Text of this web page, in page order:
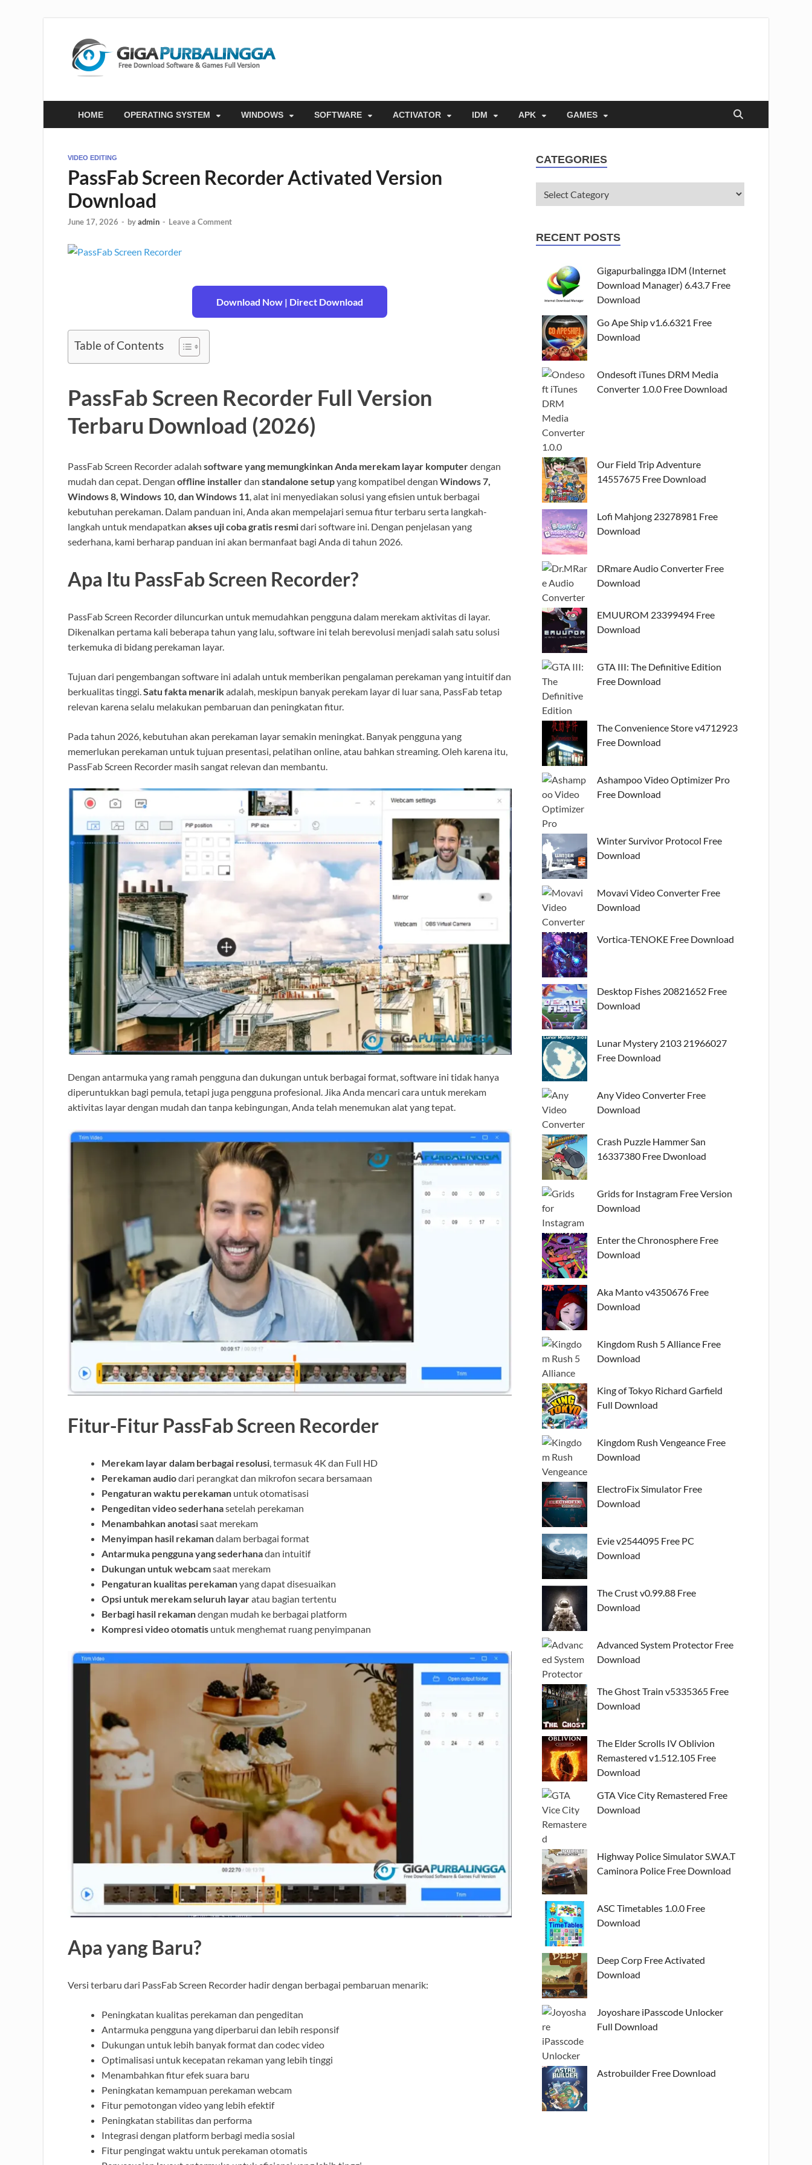
HOME OPERATING SYSTEM WINDOWS SOFTWARE ACTIVATOR IDM APK GAMES
VIDEO EDITING
PassFab Screen Recorder Activated Version
Download
June 17, 2026 - byadmin - Leave a Comment
Download Now | Direct Download
Table of Contents
PassFab Screen Recorder Full Version
Terbaru Download (2026)
PassFab Screen Recorder adalah software yang memungkinkan Anda merekam layar komputerdengan
mudah dan cepat. Dengan offline installerdan standalone setupyang kompatibel dengan Windows 7,
Windows 8, Windows 10, dan Windows 11, alat ini menyediakan solusi yang efisien untuk berbagai
kebutuhan perekaman. Dalam panduan ini, Anda akan mempelajari semua fitur terbaru serta langkah-
langkah untuk mendapatkan akses uji coba gratis resmidari software ini. Dengan penjelasan yang
sederhana, kami berharap panduan ini akan bermanfaat bagi Anda di tahun 2026.
Apa Itu PassFab Screen Recorder?
PassFab Screen Recorder diluncurkan untuk memudahkan pengguna dalam merekam aktivitas di layar.
Dikenalkan pertama kali beberapa tahun yang lalu, software ini telah berevolusi menjadi salah satu solusi
terkemuka di bidang perekaman layar.
Tujuan dari pengembangan software ini adalah untuk memberikan pengalaman perekaman yang intuitif dan
berkualitas tinggi. Satu fakta menarikadalah, meskipun banyak perekam layar di luar sana, PassFab tetap
relevan karena selalu melakukan pembaruan dan peningkatan fitur.
Pada tahun 2026, kebutuhan akan perekaman layar semakin meningkat. Banyak pengguna yang
memerlukan perekaman untuk tujuan presentasi, pelatihan online, atau bahkan streaming. Oleh karena itu,
PassFab Screen Recorder masih sangat relevan dan membantu.
Dengan antarmuka yang ramah pengguna dan dukungan untuk berbagai format, software ini tidak hanya
diperuntukkan bagi pemula, tetapi juga pengguna profesional. Jika Anda mencari cara untuk merekam
aktivitas layar dengan mudah dan tanpa kebingungan, Anda telah menemukan alat yang tepat.
Fitur-Fitur PassFab Screen Recorder
Merekam layar dalam berbagai resolusi , termasuk 4K dan Full HD
Perekaman audiodari perangkat dan mikrofon secara bersamaan
Pengaturan waktu perekaman untuk otomatisasi
Pengeditan video sederhanasetelah perekaman
Menambahkan anotasisaat merekam
Menyimpan hasil rekamandalam berbagai format
Antarmuka pengguna yang sederhanadan intuitif
Dukungan untuk webcamsaat merekam
Pengaturan kualitas perekamanyang dapat disesuaikan
Opsi untuk merekam seluruh layaratau bagian tertentu
Berbagi hasil rekamandengan mudah ke berbagai platform
Kompresi video otomatis untuk menghemat ruang penyimpanan
Apa yang Baru?
Versi terbaru dari PassFab Screen Recorder hadir dengan berbagai pembaruan menarik:
Peningkatan kualitas perekaman dan pengeditan
Antarmuka pengguna yang diperbarui dan lebih responsif
Dukungan untuk lebih banyak format dan codec video
Optimalisasi untuk kecepatan rekaman yang lebih tinggi
Menambahkan fitur efek suara baru
Peningkatan kemampuan perekaman webcam
Fitur pemotongan video yang lebih efektif
Peningkatan stabilitas dan performa
Integrasi dengan platform berbagi media sosial
Fitur pengingat waktu untuk perekaman otomatis
CATEGORIES
RECENT POSTS
Gigapurbalingga IDM (Internet
Download Manager) 6.43.7 Free
Download
Go Ape Ship v1.6.6321 Free
Download
Ondesoft iTunes DRM Media
Converter 1.0.0 Free Download
Our Field Trip Adventure
14557675 Free Download
Lofi Mahjong 23278981 Free
Download
DRmare Audio Converter Free
Download
EMUUROM 23399494 Free
Download
GTA III: The Definitive Edition
Free Download
The Convenience Store v4712923
Free Download
Ashampoo Video Optimizer Pro
Free Download
Winter Survivor Protocol Free
Download
Movavi Video Converter Free
Download
Vortica-TENOKE Free Download
Desktop Fishes 20821652 Free
Download
Lunar Mystery 2103 21966027
Free Download
Any Video Converter Free
Download
Crash Puzzle Hammer San
16337380 Free Dwonload
Grids for Instagram Free Version
Download
Enter the Chronosphere Free
Download
Aka Manto v4350676 Free
Download
Kingdom Rush 5 Alliance Free
Download
King of Tokyo Richard Garfield
Full Download
Kingdom Rush Vengeance Free
Download
ElectroFix Simulator Free
Download
Evie v2544095 Free PC
Download
The Crust v0.99.88 Free
Download
Advanced System Protector Free
Download
The Ghost Train v5335365 Free
Download
The Elder Scrolls IV Oblivion
Remastered v1.512.105 Free
Download
GTA Vice City Remastered Free
Download
Highway Police Simulator S.W.A.T
Caminora Police Free Download
ASC Timetables 1.0.0 Free
Download
Deep Corp Free Activated
Download
Joyoshare iPasscode Unlocker
Full Download
Astrobuilder Free Download